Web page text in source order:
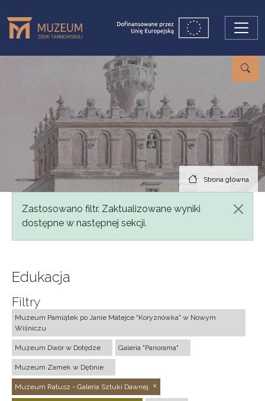
Strona główna
Komunikat
Zastosowano filtr. Zaktualizowane wyniki
dostępne w następnej sekcji.
Edukacja
Filtry
Muzeum Pamiątek po Janie Matejce "Koryznówka" w Nowym
Wiśniczu
Muzeum Dwór w Dołędze Galeria "Panorama"
Muzeum Zamek w Dębnie
Muzeum Ratusz - Galeria Sztuki Dawnej